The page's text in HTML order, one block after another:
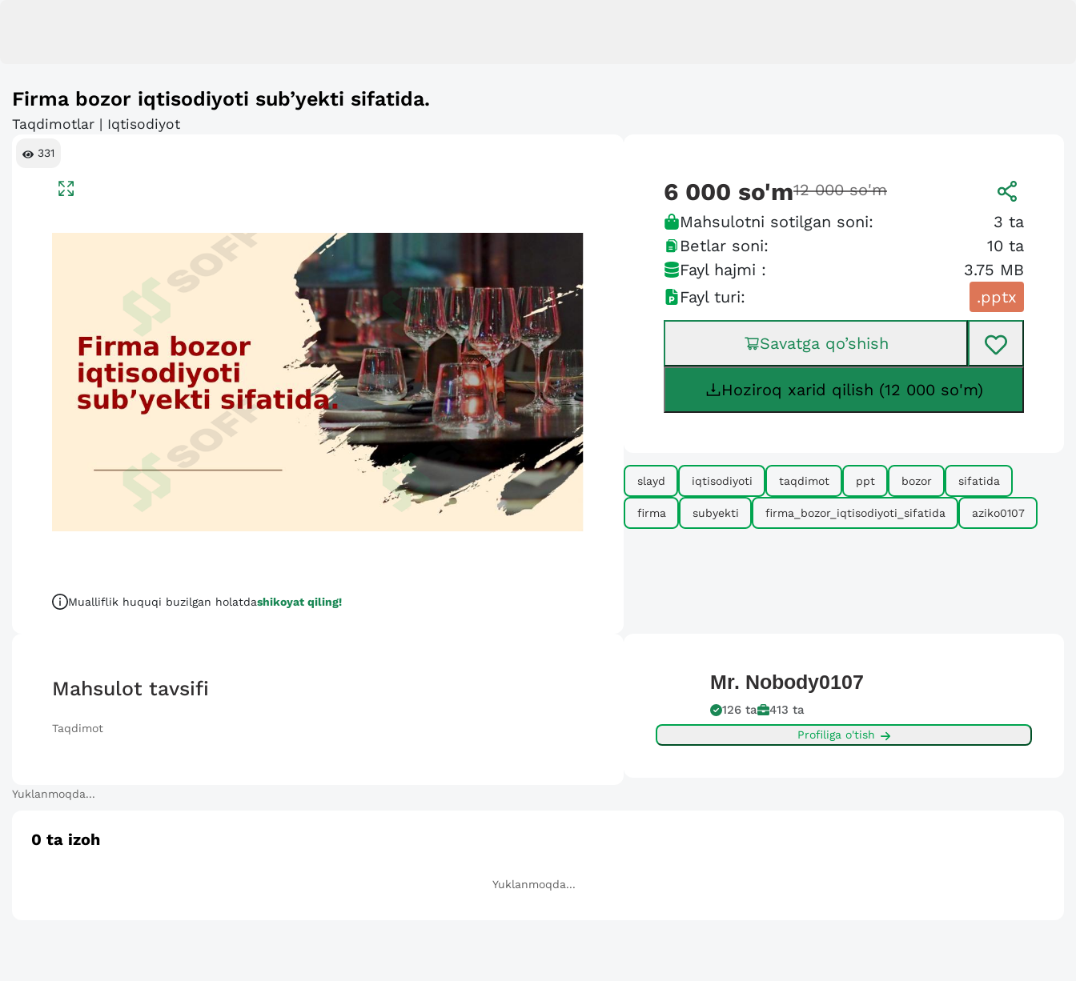
Firma bozor iqtisodiyoti sub’yekti sifatida.
Taqdimotlar | Iqtisodiyot
331
Mualliflik huquqi buzilgan holatdashikoyat qiling!
6 000 so'm12 000 so'm
Mahsulotni sotilgan soni:
3 ta
Betlar soni:
10 ta
Fayl hajmi :
3.75 MB
Fayl turi:
.pptx
Savatga qo’shish
Hoziroq xarid qilish (12 000 so'm)
slayd iqtisodiyoti taqdimot ppt bozor sifatida
firma subyekti firma_bozor_iqtisodiyoti_sifatida aziko0107
Mahsulot tavsifi
Taqdimot
Mr. Nobody0107
126 ta 413 ta
Profiliga o'tish
Yuklanmoqda...
0 ta izoh
Yuklanmoqda...